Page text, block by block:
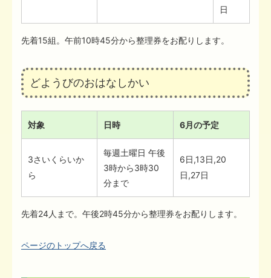
日
先着15組。午前10時45分から整理券をお配りします。
どようびのおはなしかい
対象 日時 6月の予定
3さいくらいか
ら
毎週土曜日 午後
3時から3時30
分まで
6日,13日,20
日,27日
先着24人まで。午後2時45分から整理券をお配りします。
ページのトップへ戻る